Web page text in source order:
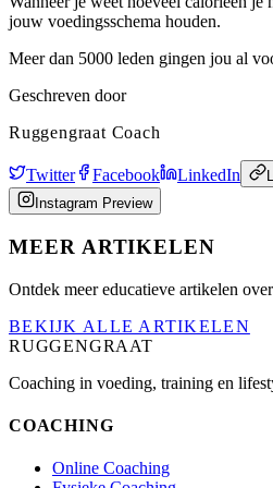
jouw voedingsschema houden.
Meer dan 5000 leden gingen jou al
Geschreven door
Ruggengraat Coach
Twitter Facebook LinkedIn
Instagram Preview
MEER ARTIKELEN
Ontdek meer educatieve artikelen
BEKIJK ALLE ARTIKELEN
RUGGENGRAAT
Coaching in voeding, training en
COACHING
Online Coaching